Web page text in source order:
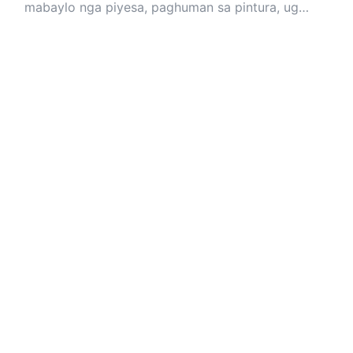
o pagmarka.
mabaylo nga piyesa, paghuman sa pintura, ug